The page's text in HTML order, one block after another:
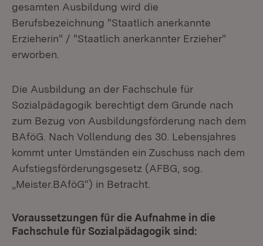
gesamten Ausbildung wird die
Berufsbezeichnung "Staatlich anerkannte
Erzieherin" / "Staatlich anerkannter Erzieher"
erworben.
Die Ausbildung an der Fachschule für
Sozialpädagogik berechtigt dem Grunde nach
zum Bezug von Ausbildungsförderung nach dem
BAföG. Nach Vollendung des 30. Lebensjahres
kommt unter Umständen ein Zuschuss nach dem
Aufstiegsförderungsgesetz (AFBG, sog.
„Meister.BAföG“) in Betracht.
Voraussetzungen für die Aufnahme in die
Fachschule für Sozialpädagogik sind: